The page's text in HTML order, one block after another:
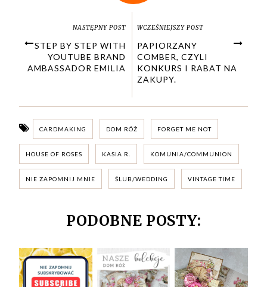
NASTĘPNY POST
STEP BY STEP WITH
YOUTUBE BRAND
AMBASSADOR EMILIA
WCZEŚNIEJSZY POST
PAPIORZANY
COMBER, CZYLI
KONKURS I RABAT NA
ZAKUPY.
CARDMAKING DOM RÓŻ FORGET ME NOT
HOUSE OF ROSES KASIA R. KOMUNIA/COMMUNION
NIE ZAPOMNIJ MNIE ŚLUB/WEDDING VINTAGE TIME
PODOBNE POSTY: